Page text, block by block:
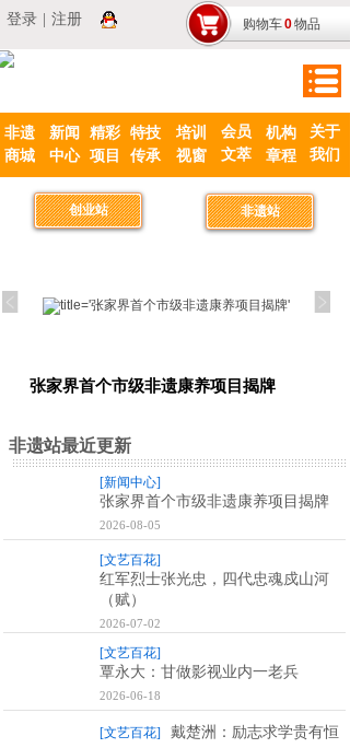
登录 注册 购物车0物品
购物车0物品
登录 注册
非遗
商城
新闻
中心
精彩
项目
机构
章程
培训
视窗
会员
文萃
特技
传承
关于
我们
创业站 非遗站
张家界首个市级非遗康养项目揭牌
非遗站最近更新
[新闻中心]
张家界首个市级非遗康养项目揭牌
2026-08-05
[文艺百花]
红军烈士张光忠，四代忠魂戍山河
（赋）
2026-07-02
[文艺百花]
覃永大：甘做影视业内一老兵
2026-06-18
[文艺百花] 戴楚洲：励志求学贵有恒